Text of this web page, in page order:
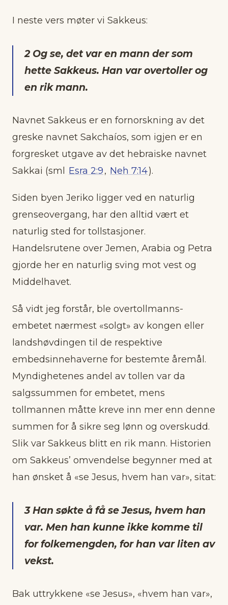
I neste vers møter vi Sakkeus:
2 Og se, det var en mann der som
hette Sakkeus. Han var overtoller og
en rik mann.
Navnet Sakkeus er en fornorskning av det
greske navnet Sakchaíos, som igjen er en
forgresket utgave av det hebraiske navnet
Sakkai (sml
Esra 2:9, Neh 7:14).
Siden byen Jeriko ligger ved en naturlig
grenseovergang, har den alltid vært et
naturlig sted for tollstasjoner.
Handelsrutene over Jemen, Arabia og Petra
gjorde her en naturlig sving mot vest og
Middelhavet.
Så vidt jeg forstår, ble overtollmanns-
embetet nærmest «solgt» av kongen eller
landshøvdingen til de respektive
embedsinnehaverne for bestemte åremål.
Myndighetenes andel av tollen var da
salgssummen for embetet, mens
tollmannen måtte kreve inn mer enn denne
summen for å sikre seg lønn og overskudd.
Slik var Sakkeus blitt en rik mann. Historien
om Sakkeus’ omvendelse begynner med at
han ønsket å «se Jesus, hvem han var», sitat:
3 Han søkte å få se Jesus, hvem han
var. Men han kunne ikke komme til
for folkemengden, for han var liten av
vekst.
Bak uttrykkene «se Jesus», «hvem han var»,